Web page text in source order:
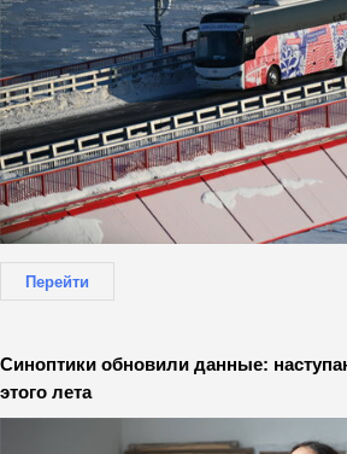
Перейти
Синоптики обновили данные:
этого лета